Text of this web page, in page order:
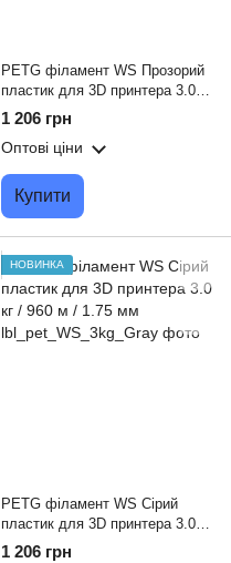
PETG філамент WS Прозорий
пластик для 3D принтера 3.0 кг
/ 960 м / 1.75 мм
1 206 грн
Оптові ціни
Купити
НОВИНКА
PETG філамент WS Сірий
пластик для 3D принтера 3.0 кг
/ 960 м / 1.75 мм
1 206 грн